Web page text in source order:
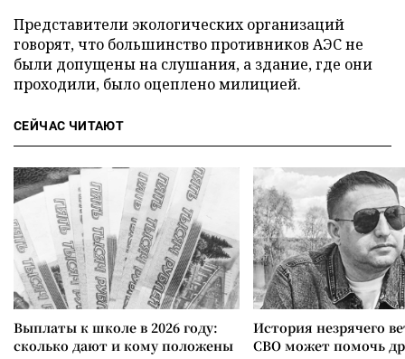
Представители экологических организаций
говорят, что большинство противников АЭС не
были допущены на слушания, а здание, где они
проходили, было оцеплено милицией.
СЕЙЧАС ЧИТАЮТ
Выплаты к школе в 2026 году:
сколько дают и кому положены
История незрячего
СВО может помочь